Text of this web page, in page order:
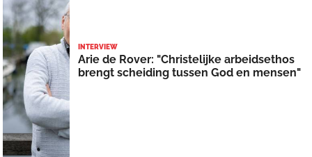
INTERVIEW
Arie de Rover: "Christelijke arbeidsethos
brengt scheiding tussen God en mensen"